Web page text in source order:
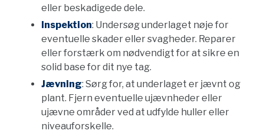
eller beskadigede dele.
Inspektion: Undersøg underlaget nøje for
eventuelle skader eller svagheder. Reparer
eller forstærk om nødvendigt for at sikre en
solid base for dit nye tag.
Jævning: Sørg for, at underlaget er jævnt og
plant. Fjern eventuelle ujævnheder eller
ujævne områder ved at udfylde huller eller
niveauforskelle.